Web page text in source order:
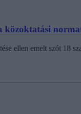
közoktatási
ellen emelt szót 18